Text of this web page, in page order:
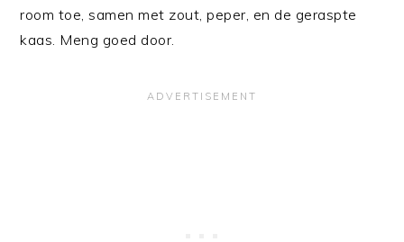
room toe, samen met zout, peper, en de geraspte
kaas. Meng goed door.